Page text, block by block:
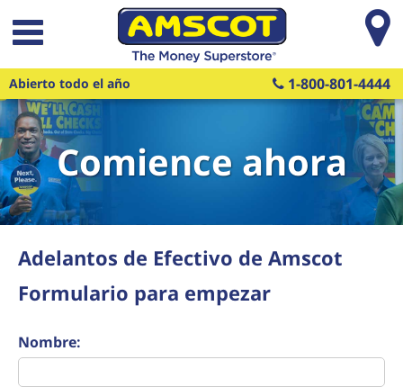
Saltar al contenido principal
Abierto todo el año 1-800-801-4444
Comience ahora
Adelantos de Efectivo de Amscot
Formulario para empezar
Nombre: